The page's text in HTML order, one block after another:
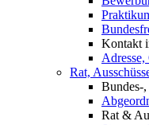
Kontakt
Rat,
Bundes-
Rat &